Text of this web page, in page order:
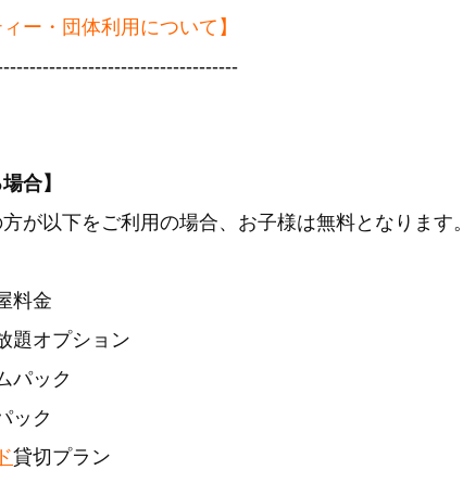
ィー・団体利用について】
合】
が以下をご利用の場合、お子様は無料となります。
料金
題オプション
パック
ック
貸切プラン